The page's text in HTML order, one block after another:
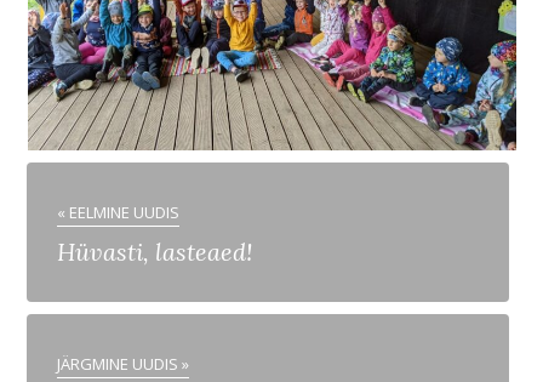
« EELMINE UUDIS
Hüvasti, lasteaed!
JÄRGMINE UUDIS »